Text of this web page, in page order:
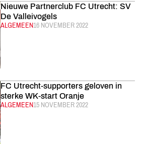
Nieuwe Partnerclub FC Utrecht: SV
De Valleivogels
CATEGORIE:
ALGEMEENGEPUBLICEERD:
16 NOVEMBER 2022
FC Utrecht-supporters geloven in
sterke WK-start Oranje
CATEGORIE:
ALGEMEENGEPUBLICEERD:
15 NOVEMBER 2022